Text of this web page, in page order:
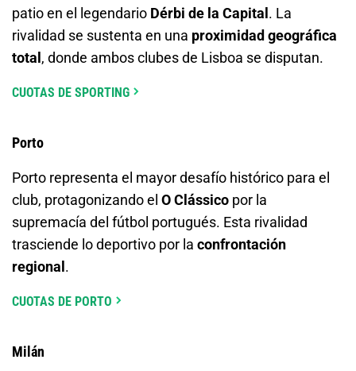
patio en el legendario Dérbi de la Capital . La
rivalidad se sustenta en una proximidad geográfica
total , donde ambos clubes de Lisboa se disputan.
CUOTAS DE SPORTING
Porto
Porto representa el mayor desafío histórico para el
club, protagonizando el O Clássico por la
supremacía del fútbol portugués. Esta rivalidad
trasciende lo deportivo por la confrontación
regional .
CUOTAS DE PORTO
Milán